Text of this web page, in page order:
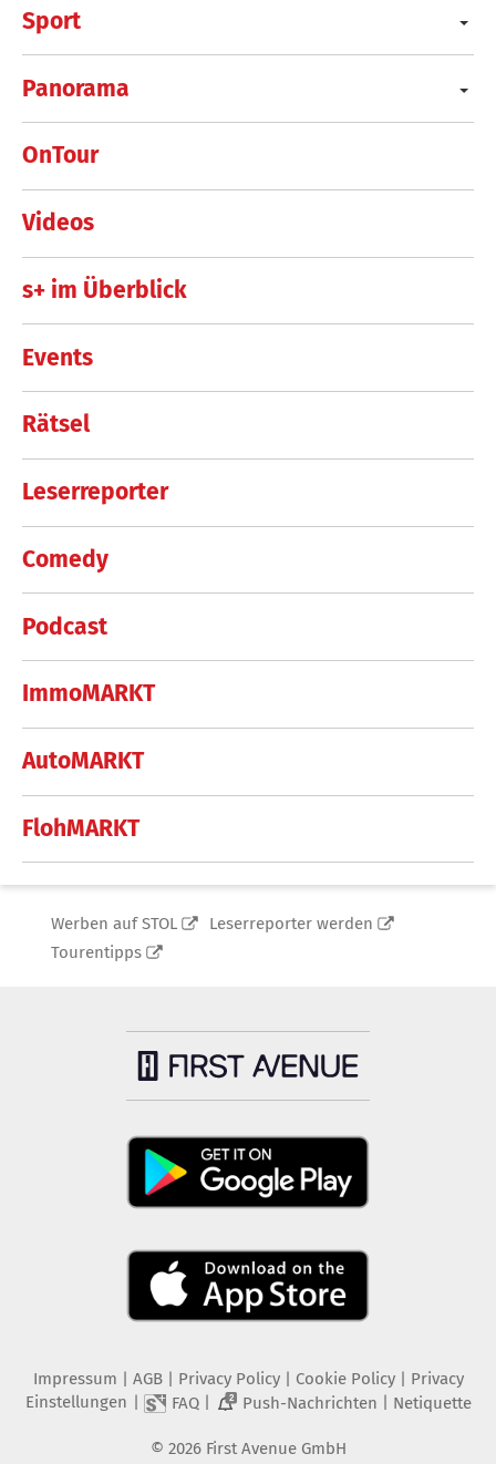
Sport
Panorama
OnTour
Videos
s+ im Überblick
Events
Rätsel
Leserreporter
Comedy
Podcast
ImmoMARKT
AutoMARKT
FlohMARKT
Werben auf STOL
Leserreporter werden
Tourentipps
Impressum AGB Privacy Policy| Cookie Policy| Privacy
Einstellungen
FAQ| 2 Push-Nachrichten Netiquette
© 2026 First Avenue GmbH